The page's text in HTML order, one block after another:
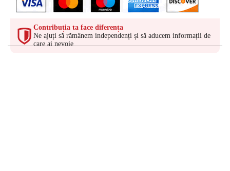
Contribuția ta face diferența
Ne ajuți să rămânem independenți și să aducem informații de
care ai nevoie